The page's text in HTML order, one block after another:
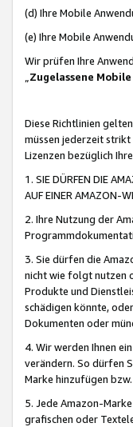
(d) Ihre Mobile
(e) Ihre Mobile
Wir prüfen Ihre
„Zugelassene
Diese Richtlinien
müssen jederzeit
Lizenzen bezüglich
1. SIE DÜRFEN DIE
AUF EINER AMAZON-
2. Ihre Nutzung der
3. Sie dürfen die
nicht wie folgt nutzen
Produkte und
schädigen könnte,
Dokumenten oder
4. Wir werden Ihnen
verändern. So dürfen
Marke hinzufügen
5. Jede Amazon-
grafischen oder